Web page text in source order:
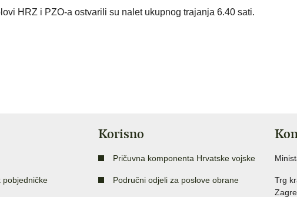
HRZ i PZO-a ostvarili su nalet ukupnog trajanja 6.40 sati.
pobjedničke
Korisno
Pričuvna komponenta Hrvatske vojske
Područni odjeli za poslove obrane
Trg